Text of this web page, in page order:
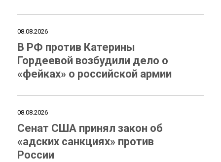
08.08.2026
В РФ против Катерины
Гордеевой возбудили дело о
«фейках» о российской армии
08.08.2026
Сенат США принял закон об
«адских санкциях» против
России